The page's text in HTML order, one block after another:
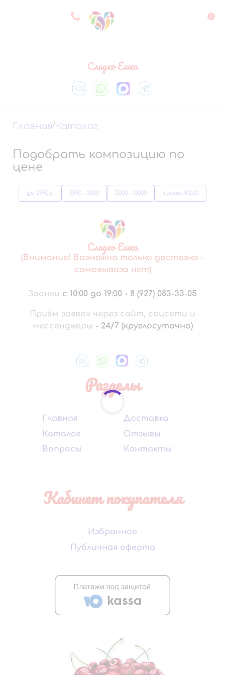
8 927 083 33 05 0
Сладко Ешка
Главная/ Каталог
Подобрать композицию по
цене
до 3990р. 3990 – 5000 5000 – 10000 свыше 10000
Сладко Ешка
(Внимание! Возможна только доставка -
самовывоза нет)
Звонки с 10:00 до 19:00 - 8 (927) 083-33-05
Приём заявок через сайт, соцсети и
мессенджеры - 24/7 (круглосуточно)
Разделы
Главная
Каталог
Вопросы
Доставка
Отзывы
Контакты
Кабинет покупателя
Избранное
Публичная оферта